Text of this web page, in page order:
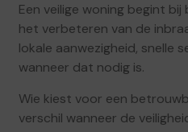
Een veilige woning begint
het verbeteren van de
lokale aanwezigheid, snelle
wanneer dat nodig is.
Wie kiest voor een
verschil wanneer de